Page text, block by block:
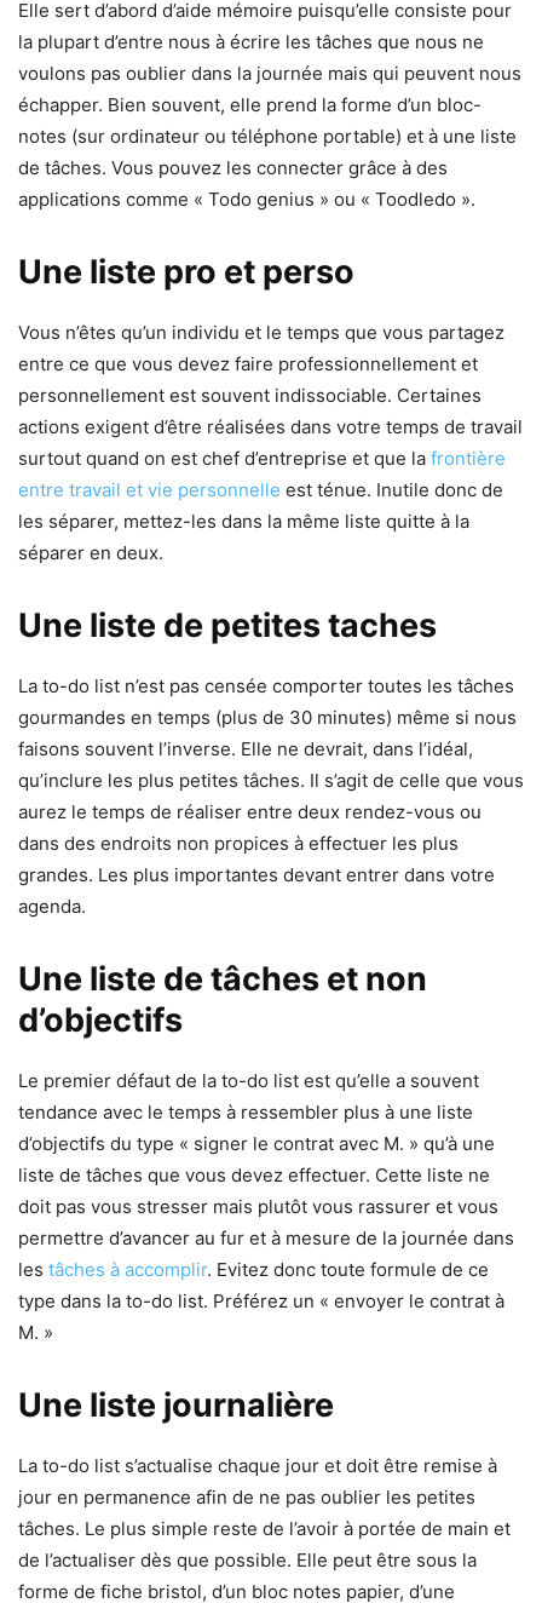
Elle sert d’abord d’aide mémoire puisqu’elle consiste pour
la plupart d’entre nous à écrire les tâches que nous ne
voulons pas oublier dans la journée mais qui peuvent nous
échapper. Bien souvent, elle prend la forme d’un bloc-
notes (sur ordinateur ou téléphone portable) et à une liste
de tâches. Vous pouvez les connecter grâce à des
applications comme « Todo genius » ou « Toodledo ».
Une liste pro et perso
Vous n’êtes qu’un individu et le temps que vous partagez
entre ce que vous devez faire professionnellement et
personnellement est souvent indissociable. Certaines
actions exigent d’être réalisées dans votre temps de travail
surtout quand on est chef d’entreprise et que la frontière
entre travail et vie personnelle est ténue. Inutile donc de
les séparer, mettez-les dans la même liste quitte à la
séparer en deux.
Une liste de petites taches
La to-do list n’est pas censée comporter toutes les tâches
gourmandes en temps (plus de 30 minutes) même si nous
faisons souvent l’inverse. Elle ne devrait, dans l’idéal,
qu’inclure les plus petites tâches. Il s’agit de celle que vous
aurez le temps de réaliser entre deux rendez-vous ou
dans des endroits non propices à effectuer les plus
grandes. Les plus importantes devant entrer dans votre
agenda.
Une liste de tâches et non
d’objectifs
Le premier défaut de la to-do list est qu’elle a souvent
tendance avec le temps à ressembler plus à une liste
d’objectifs du type « signer le contrat avec M. » qu’à une
liste de tâches que vous devez effectuer. Cette liste ne
doit pas vous stresser mais plutôt vous rassurer et vous
permettre d’avancer au fur et à mesure de la journée dans
les tâches à accomplir. Evitez donc toute formule de ce
type dans la to-do list. Préférez un « envoyer le contrat à
M. »
Une liste journalière
La to-do list s’actualise chaque jour et doit être remise à
jour en permanence afin de ne pas oublier les petites
tâches. Le plus simple reste de l’avoir à portée de main et
de l’actualiser dès que possible. Elle peut être sous la
forme de fiche bristol, d’un bloc notes papier, d’une